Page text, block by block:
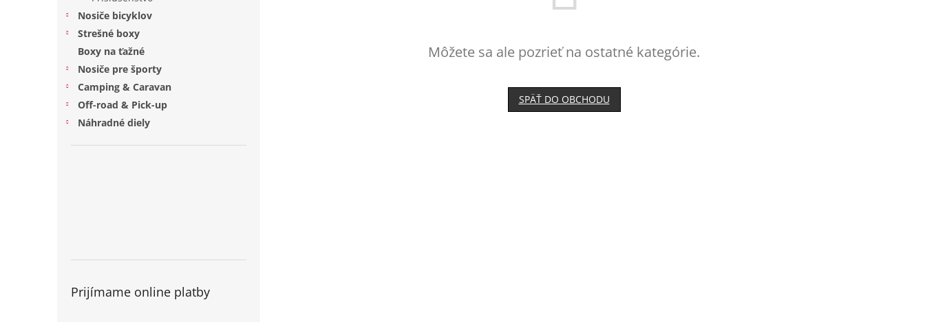
Nosiče bicyklov
Strešné boxy
Boxy na ťažné
Nosiče pre športy
Camping & Caravan
Off-road & Pick-up
Náhradné diely
Prijímame online platby
Môžete sa ale pozrieť na ostatné kategórie.
SPÄŤ DO OBCHODU